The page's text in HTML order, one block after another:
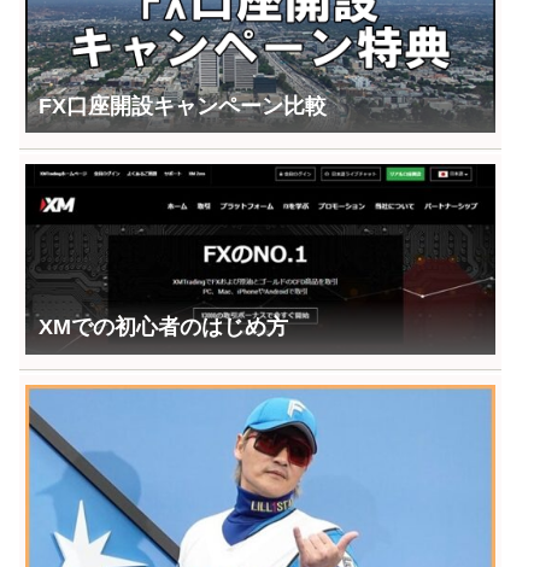
FX口座開設キャンペーン比較
XMでの初心者のはじめ方